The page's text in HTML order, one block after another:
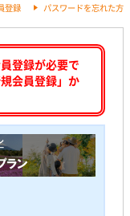
登録 パスワードを忘れた方
登録が必要で
会員登録」か